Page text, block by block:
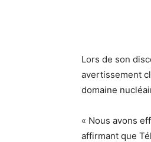
Lors de son
avertissement
domaine
« Nous avons
affirmant que